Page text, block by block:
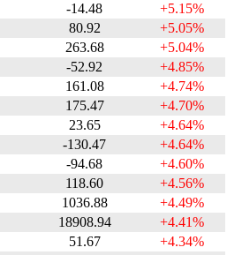
-14.48
+5.15%
80.92
+5.05%
263.68
+5.04%
-52.92
+4.85%
161.08
+4.74%
175.47
+4.70%
23.65
+4.64%
-130.47
+4.64%
-94.68
+4.60%
118.60
+4.56%
1036.88
+4.49%
18908.94
+4.41%
51.67
+4.34%